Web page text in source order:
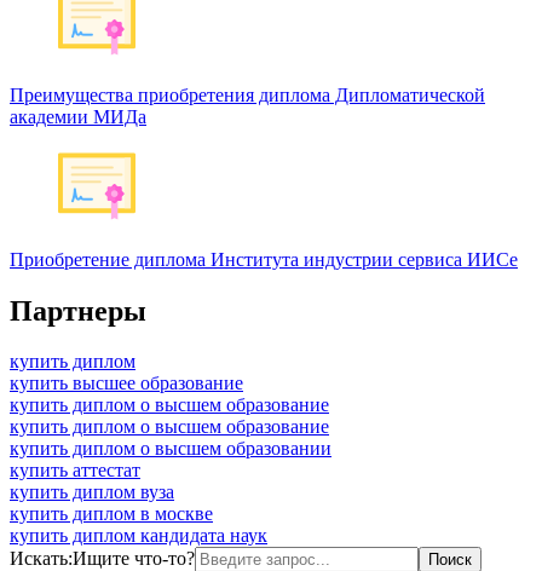
Преимущества приобретения диплома Дипломатической
академии МИДа
Приобретение диплома Института индустрии сервиса ИИСе
Партнеры
купить диплом
купить высшее образование
купить диплом о высшем образование
купить диплом о высшем образование
купить диплом о высшем образовании
купить аттестат
купить диплом вуза
купить диплом в москве
купить диплом кандидата наук
Искать:Ищите что-то?